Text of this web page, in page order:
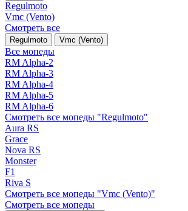
Regulmoto
Vmc (Vento)
Смотреть все
Regulmoto Vmc (Vento)
Все мопеды
RM Alpha-2
RM Alpha-3
RM Alpha-4
RM Alpha-5
RM Alpha-6
Смотреть все мопеды "Regulmoto"
Aura RS
Grace
Nova RS
Monster
F1
Riva S
Смотреть все мопеды "Vmc (Vento)"
Смотреть все мопеды